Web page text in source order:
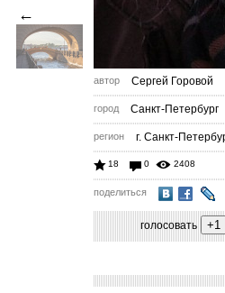
←
автор Сергей Горовой
город Санкт-Петербург
регион г. Санкт-
18 0 2408
поделиться
голосовать